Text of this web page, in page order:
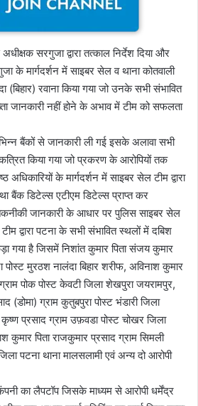
सरगुजा द्वारा तत्काल निर्देश दिया और
के मार्गदर्शन में साइबर सेल व थाना कोतवाली
(बिहार) रवाना किया गया जो उनके सभी संभावित
जानकारी नहीं होने के अभाव में टीम को सफलता
बैंकों से जानकारी ली गई इसके अलावा सभी
किया गया जो प्रकरण के आरोपियों तक
अधिकारियों के मार्गदर्शन में साइबर सेल टीम द्वारा
बैंक डिटेल्स एटीएम डिटेल्स प्राप्त कर
जानकारी के आधार पर पुलिस साइबर सेल
द्वारा पटना के सभी संभावित स्थलों में दबिश
गया है जिसमें निशांत कुमार पिता संजय कुमार
मुरठश नालंदा बिहार शरीफ, अविनाश कुमार
पोक पोस्ट केवटी जिला शेखपुरा जयरामपुर,
(डोमा) ग्राम कुतुबपुरा पोस्ट भंडारी जिला
कृष्ण प्रसाद ग्राम उफ़वडा पोस्ट चोखर जिला
कुमार पिता राजकुमार प्रसाद ग्राम सिमली
पटना थाना मालसलामी एवं अन्य दो आरोपी
का लैपटॉप जिसके माध्यम से आरोपी धर्मेंद्र